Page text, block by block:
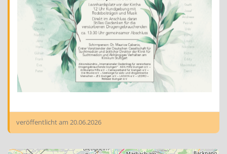
veröffentlicht am 20.06.2026